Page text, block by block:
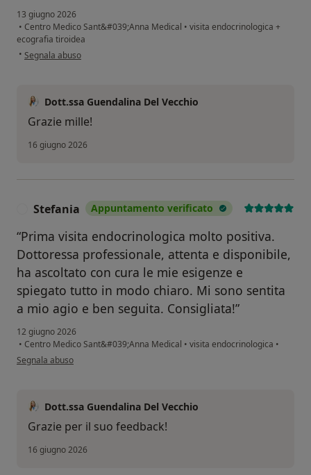
13 giugno 2026
• Centro Medico Sant&#039;Anna Medical • visita endocrinologica +
ecografia tiroidea
• secondo l'opinione dell'utente Rita M.
Segnala abuso
Dott.ssa Guendalina Del Vecchio
Grazie mille!
16 giugno 2026
Stefania Appuntamento verificato
“Prima visita endocrinologica molto positiva.
Dottoressa professionale, attenta e disponibile,
ha ascoltato con cura le mie esigenze e
spiegato tutto in modo chiaro. Mi sono sentita
a mio agio e ben seguita. Consigliata!”
12 giugno 2026
• Centro Medico Sant&#039;Anna Medical • visita endocrinologica •
secondo l'opinione dell'utente Stefania
Segnala abuso
Dott.ssa Guendalina Del Vecchio
Grazie per il suo feedback!
16 giugno 2026